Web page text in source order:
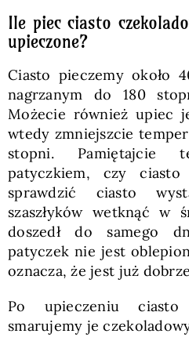
Ile piec ciasto
upieczone?
Ciasto pieczemy około
nagrzanym do 180
Możecie również upiec
wtedy zmniejszcie
stopni. Pamiętajcie
patyczkiem, czy
sprawdzić ciasto
szaszłyków wetknąć w
doszedł do samego
patyczek nie jest
oznacza, że jest już
Po upieczeniu
smarujemy je